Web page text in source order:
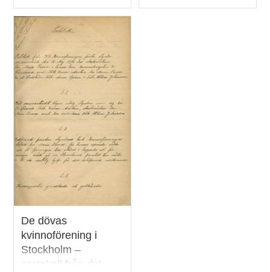
Typ Typ
De dövas
kvinnoförening i
Stockholm –
protokoll från det